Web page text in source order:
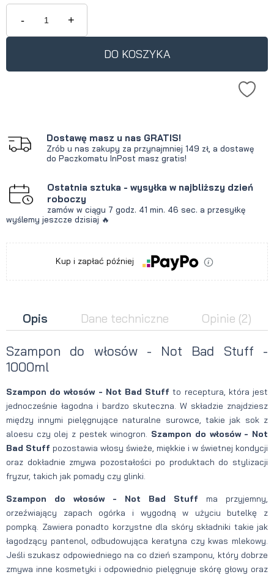
- +
DO KOSZYKA
Dostawę masz u nas GRATIS!
Zrób u nas zakupy za przynajmniej 149 zł, a dostawę
do Paczkomatu InPost masz gratis!
Ostatnia sztuka - wysyłka w najbliższy dzień
roboczy
zamów w ciągu 7 godz. 41 min. 46 sec. a przesyłkę
wyślemy jeszcze dzisiaj 🔥
Kup i zapłać później
Opis Dane techniczne Opinie (2)
Szampon do włosów - Not Bad Stuff -
1000ml
Szampon do włosów - Not Bad Stuff to receptura, która jest
jednocześnie łagodna i bardzo skuteczna. W składzie znajdziesz
między innymi pielęgnujące naturalne surowce, takie jak sok z
aloesu czy olej z pestek winogron. Szampon do włosów - Not
Bad Stuff pozostawia włosy świeże, miękkie i w świetnej kondycji
oraz dokładnie zmywa pozostałości po produktach do stylizacji
fryzur, takich jak pomady czy glinki.
Szampon do włosów - Not Bad Stuff ma przyjemny,
orzeźwiający zapach ogórka i wygodną w użyciu butelkę z
pompką. Zawiera ponadto korzystne dla skóry składniki takie jak
łagodzący pantenol, odbudowująca keratyna czy kwas mlekowy.
Jeśli szukasz odpowiedniego na co dzień szamponu, który dobrze
zmywa inne kosmetyki i odpowiednio pielęgnuje skórę głowy oraz